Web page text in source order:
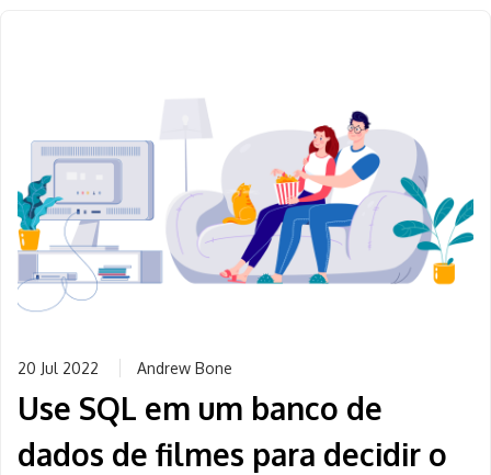
20 Jul 2022 Andrew Bone
Use SQL em um banco de
dados de filmes para decidir o